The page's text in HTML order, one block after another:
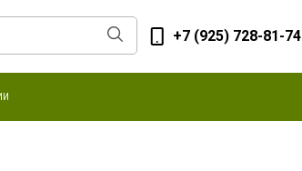
+7 (925) 728-81-74